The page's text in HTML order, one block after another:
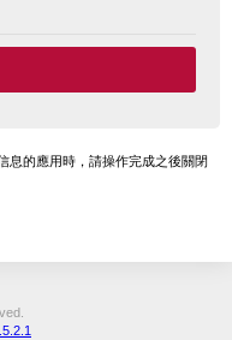
息的應用時，請操作完成之後關閉